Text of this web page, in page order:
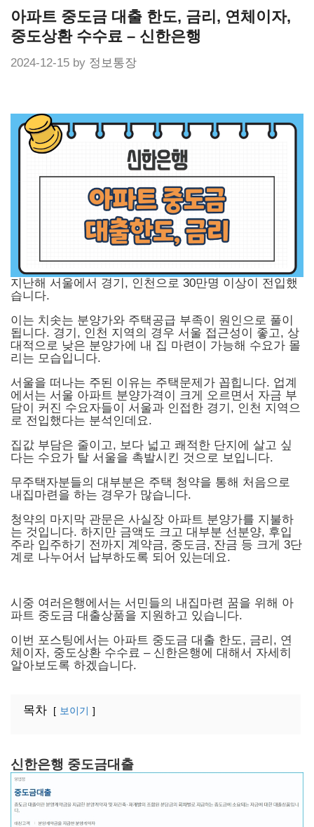
content
아파트 중도금 대출 한도, 금리, 연체이자,
중도상환 수수료 – 신한은행
2024-12-15 by 정보통장
지난해 서울에서 경기, 인천으로 30만명 이상이 전입했
습니다.
이는 치솟는 분양가와 주택공급 부족이 원인으로 풀이
됩니다. 경기, 인천 지역의 경우 서울 접근성이 좋고, 상
대적으로 낮은 분양가에 내 집 마련이 가능해 수요가 몰
리는 모습입니다.
서울을 떠나는 주된 이유는 주택문제가 꼽힙니다. 업계
에서는 서울 아파트 분양가격이 크게 오르면서 자금 부
담이 커진 수요자들이 서울과 인접한 경기, 인천 지역으
로 전입했다는 분석인데요.
집값 부담은 줄이고, 보다 넓고 쾌적한 단지에 살고 싶
다는 수요가 탈 서울을 촉발시킨 것으로 보입니다.
무주택자분들의 대부분은 주택 청약을 통해 처음으로
내집마련을 하는 경우가 많습니다.
청약의 마지막 관문은 사실장 아파트 분양가를 지불하
는 것입니다. 하지만 금액도 크고 대부분 선분양, 후입
주라 입주하기 전까지 계약금, 중도금, 잔금 등 크게 3단
계로 나누어서 납부하도록 되어 있는데요.
시중 여러은행에서는 서민들의 내집마련 꿈을 위해 아
파트 중도금 대출상품을 지원하고 있습니다.
이번 포스팅에서는 아파트 중도금 대출 한도, 금리, 연
체이자, 중도상환 수수료 – 신한은행에 대해서 자세히
알아보도록 하겠습니다.
목차 보이기
신한은행 중도금대출